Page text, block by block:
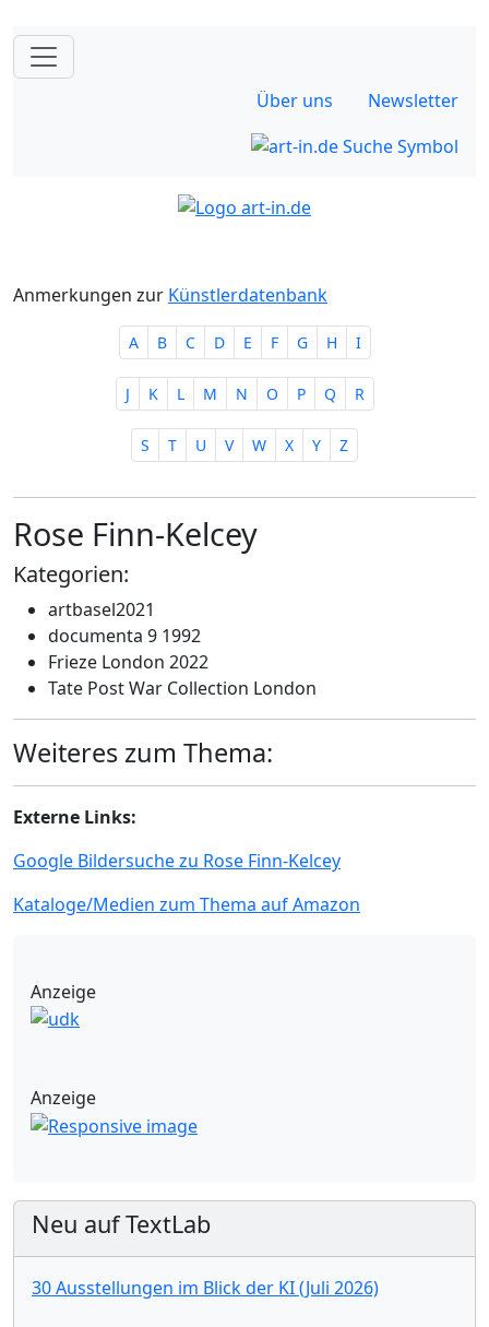
Über uns Newsletter
Anmerkungen zur Künstlerdatenbank
A B C D E F G H I
J K L M N O P Q R
S T U V W X Y Z
Rose Finn-Kelcey
Kategorien:
artbasel2021
documenta 9 1992
Frieze London 2022
Tate Post War Collection London
Weiteres zum Thema:
Externe Links:
Google Bildersuche zu Rose Finn-Kelcey
Kataloge/Medien zum Thema auf Amazon
Anzeige
Anzeige
Neu auf TextLab
30 Ausstellungen im Blick der KI (Juli 2026)